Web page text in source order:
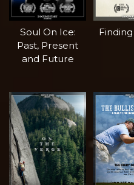
Soul On Ice:
Past, Present
and Future